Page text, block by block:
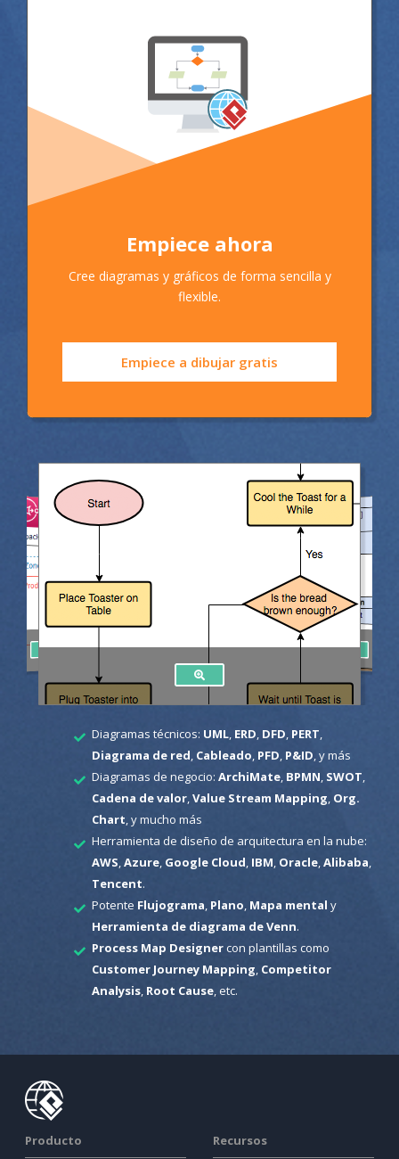
Empiece ahora
Cree diagramas y gráficos de forma sencilla y
flexible.
Empiece a dibujar gratis
Diagramas técnicos: UML, ERD DFD PERT
Diagrama de red Cableado PFD P&ID , y más
Diagramas de negocio: ArchiMate, BPMN SWOT
Cadena de valor, Value Stream Mapping Org.
Chart , y mucho más
Herramienta de diseño de arquitectura en la nube:
AWS Azure, Google Cloud IBM Oracle, Alibaba
Tencent.
Potente Flujograma Plano Mapa mental y
Herramienta de diagrama de Venn.
Process Map Designercon plantillas como
Customer Journey Mapping Competitor
Analysis, Root Cause, etc.
Producto Recursos